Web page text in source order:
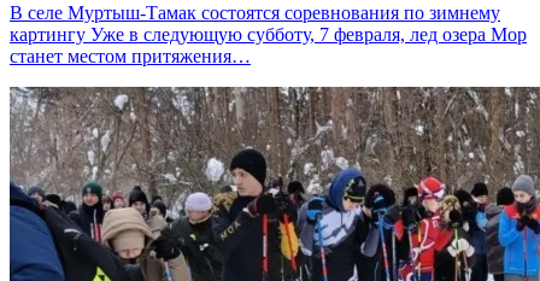
В селе Муртыш-Тамак состоятся соревнования по зимнему
картингу Уже в следующую субботу, 7 февраля, лед озера Мор
станет местом притяжения…